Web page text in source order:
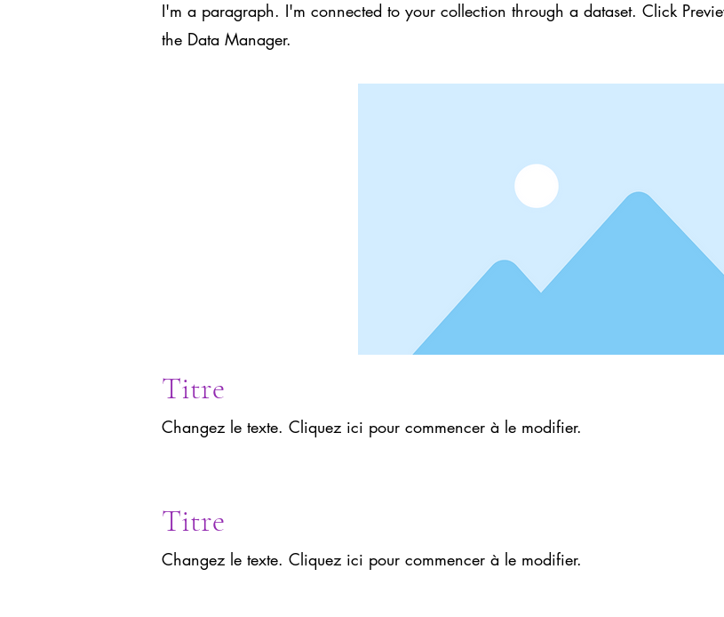
I'm a paragraph. I'm connected to your collection through a dataset. Click
the Data Manager.
Titre
Changez le texte. Cliquez ici pour commencer à le modifier.
Titre
Changez le texte. Cliquez ici pour commencer à le modifier.